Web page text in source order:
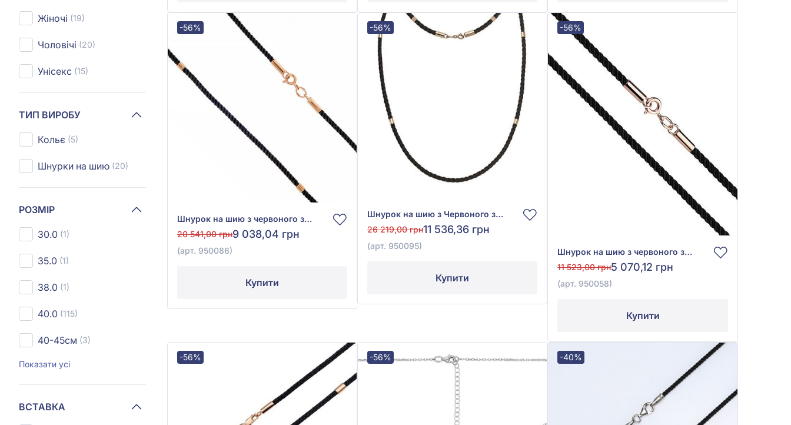
Жіночі (19)
Чоловічі (20)
Унісекс (15)
ТИП ВИРОБУ
Кольє (5)
Шнурки на шию (20)
РОЗМІР
30.0 (1)
35.0 (1)
38.0 (1)
40.0 (115)
40-45см (3)
Показати усі
ВСТАВКА
-56%
Шнурок на шию з червоного золота 585° з чорним текстилем, арт. 950086
20 541,00 грн9 038,04 грн
(арт. 950086)
Купити
-56%
Шнурок на шию з Червоного золота 585° з Чорним Текстилем, арт. 950095
26 219,00 грн11 536,36 грн
(арт. 950095)
Купити
-56%
Шнурок на шию з червоного золота 585° з чорним текстилем, арт. 950058
11 523,00 грн5 070,12 грн
(арт. 950058)
Купити
-56% -56% -40%